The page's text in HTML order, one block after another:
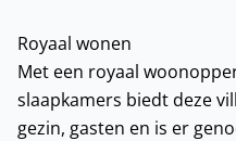
Royaal wonen
Met een royaal
slaapkamers biedt deze
gezin, gasten en is er